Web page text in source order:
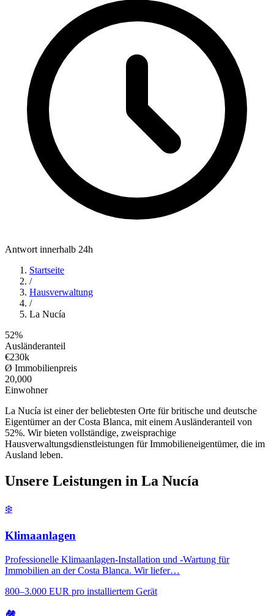
Antwort innerhalb 24h
Startseite
/
Hausverwaltung
/
La Nucía
52%
Ausländeranteil
€230k
Ø Immobilienpreis
20,000
Einwohner
La Nucía ist einer der beliebtesten Orte für britische und deutsche
Eigentümer an der Costa Blanca, mit einem Ausländeranteil von
52%. Wir bieten vollständige, zweisprachige
Hausverwaltungsdienstleistungen für Immobilieneigentümer, die im
Ausland leben.
Unsere Leistungen in La Nucía
❄️
Klimaanlagen
Professionelle Klimaanlagen-Installation und -Wartung für
Immobilien an der Costa Blanca. Wir liefer…
800–3.000 EUR pro installiertem Gerät
🏘️